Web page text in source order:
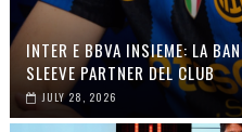
INTER E BBVA INSIEME: LA
SLEEVE PARTNER DEL CLUB
JULY 28, 2026